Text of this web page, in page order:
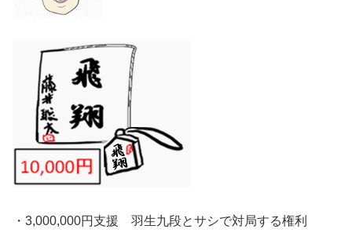
・3,000,000円支援 羽生九段とサシで対局する権利